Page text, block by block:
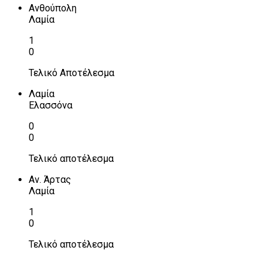
Ανθούπολη
Λαμία
1
0
Τελικό Αποτέλεσμα
Λαμία
Ελασσόνα
0
0
Τελικό αποτέλεσμα
Αν. Άρτας
Λαμία
1
0
Τελικό αποτέλεσμα